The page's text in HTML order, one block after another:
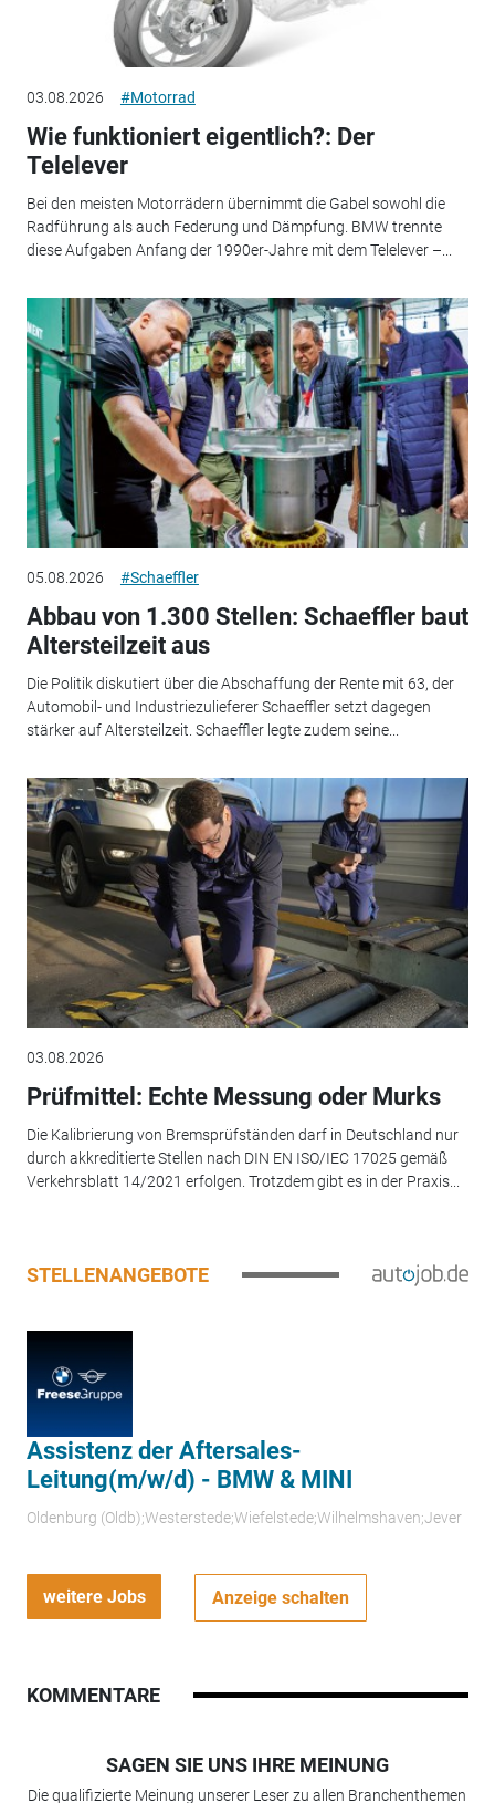
03.08.2026 #Motorrad
Wie funktioniert eigentlich?: Der
Telelever
Bei den meisten Motorrädern übernimmt die Gabel sowohl die
Radführung als auch Federung und Dämpfung. BMW trennte
diese Aufgaben Anfang der 1990er-Jahre mit dem Telelever –...
05.08.2026 #Schaeffler
Abbau von 1.300 Stellen: Schaeffler baut
Altersteilzeit aus
Die Politik diskutiert über die Abschaffung der Rente mit 63, der
Automobil- und Industriezulieferer Schaeffler setzt dagegen
stärker auf Altersteilzeit. Schaeffler legte zudem seine...
03.08.2026
Prüfmittel: Echte Messung oder Murks
Die Kalibrierung von Bremsprüfständen darf in Deutschland nur
durch akkreditierte Stellen nach DIN EN ISO/IEC 17025 gemäß
Verkehrsblatt 14/2021 erfolgen. Trotzdem gibt es in der Praxis...
STELLENANGEBOTE
Assistenz der Aftersales-
Leitung(m/w/d) - BMW & MINI
Oldenburg (Oldb);Westerstede;Wiefelstede;Wilhelmshaven;Jever
weitere Jobs Anzeige schalten
KOMMENTARE
SAGEN SIE UNS IHRE MEINUNG
Die qualifizierte Meinung unserer Leser zu allen Branchenthemen